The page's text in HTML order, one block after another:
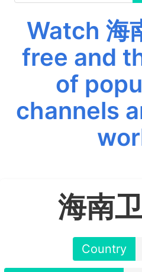
Watch 海
free and
of
channels
海南
Country